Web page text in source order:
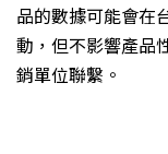
品的數據可能會在
動，但不影響產品
銷單位聯繫。